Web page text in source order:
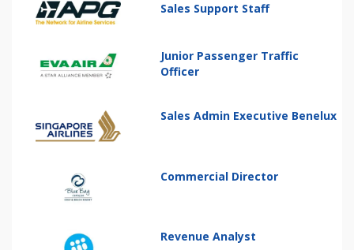
Sales Support Staff
Junior Passenger Traffic
Officer
Sales Admin Executive Benelux
Commercial Director
Revenue Analyst